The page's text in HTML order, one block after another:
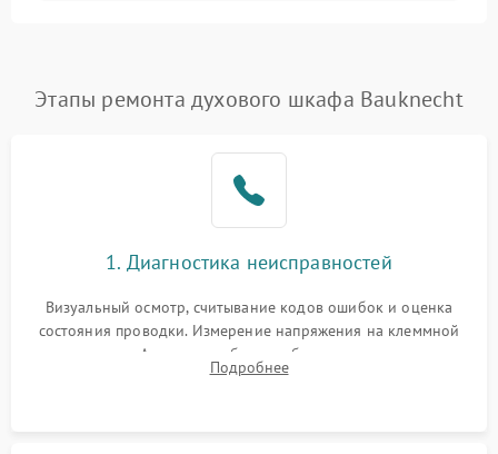
Этапы ремонта духового шкафа Bauknecht
1. Диагностика неисправностей
Визуальный осмотр, считывание кодов ошибок и оценка
состояния проводки. Измерение напряжения на клеммной
колодке. Анализ жалоб на проблемы с нагревом,
конвекцией, панелью управления или блокировкой дверцы.
Подробнее